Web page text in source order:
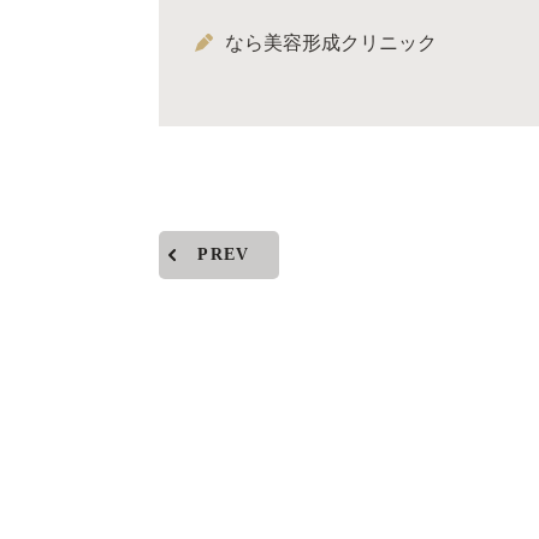
なら美容形成クリニック
PREV